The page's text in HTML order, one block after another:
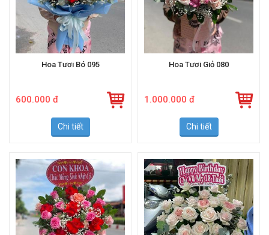
Chi tiết Chi tiết